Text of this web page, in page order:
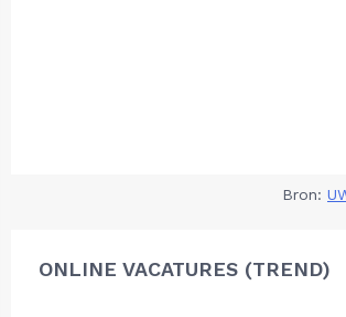
Bron:
ONLINE VACATURES (TREND)